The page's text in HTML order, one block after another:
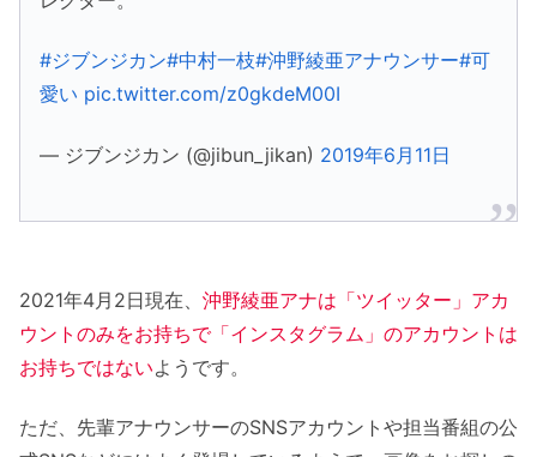
#ジブンジカン#中村一枝#沖野綾亜アナウンサー#可
愛い pic.twitter.com/z0gkdeM00I
— ジブンジカン (@jibun_jikan) 2019年6月11日
2021年4月2日現在、 沖野綾亜アナは「ツイッター」アカ
ウントのみをお持ちで「インスタグラム」のアカウントは
お持ちではないようです。
ただ、先輩アナウンサーのSNSアカウントや担当番組の公